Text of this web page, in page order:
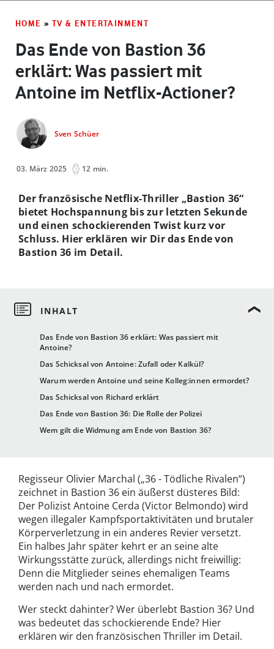
HOME » TV & ENTERTAINMENT
Das Ende von Bastion 36
erklärt: Was passiert mit
Antoine im Netflix-Actioner?
Sven Schüer
03. März 2025 12 min.
Das Ende von Bastion 36 erklärt: Was passiert mit
Antoine?
Das Schicksal von Antoine: Zufall oder Kalkül?
Warum werden Antoine und seine Kolleg:innen ermordet?
Das Schicksal von Richard erklärt
Das Ende von Bastion 36: Die Rolle der Polizei
Wem gilt die Widmung am Ende von Bastion 36?
Der französische Netflix-Thriller „Bastion 36“
bietet Hochspannung bis zur letzten Sekunde
und einen schockierenden Twist kurz vor
Schluss. Hier erklären wir Dir das Ende von
Bastion 36 im Detail.
Regisseur Olivier Marchal („36 - Tödliche Rivalen“)
zeichnet in Bastion 36 ein äußerst düsteres Bild:
Der Polizist Antoine Cerda (Victor Belmondo) wird
wegen illegaler Kampfsportaktivitäten und brutaler
Körperverletzung in ein anderes Revier versetzt.
Ein halbes Jahr später kehrt er an seine alte
Wirkungsstätte zurück, allerdings nicht freiwillig:
Denn die Mitglieder seines ehemaligen Teams
werden nach und nach ermordet.
Wer steckt dahinter? Wer überlebt Bastion 36? Und
was bedeutet das schockierende Ende? Hier
erklären wir den französischen Thriller im Detail.